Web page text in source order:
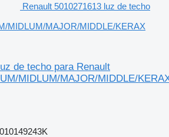
Renault 5010271613 luz de techo
MIDLUM/MAJOR/MIDDLE/KERAX
de techo para Renault
MIDLUM/MAJOR/MIDDLE/